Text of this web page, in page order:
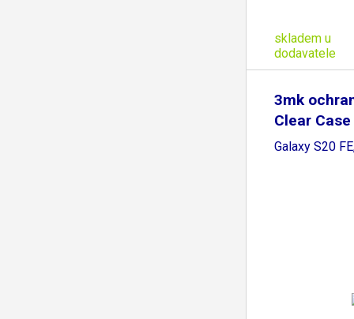
skladem u
dodavatele
3mk
Clear
Samsung
Galaxy S20